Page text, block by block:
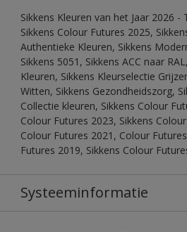
Sikkens Kleuren van het Jaar 2026
Sikkens Colour Futures 2025,
Authentieke Kleuren, Sikkens
Sikkens 5051, Sikkens ACC naar
Kleuren, Sikkens Kleurselectie
Witten, Sikkens Gezondheidszorg,
Collectie kleuren, Sikkens Colour
Colour Futures 2023, Sikkens
Colour Futures 2021, Colour
Futures 2019, Sikkens Colour
Systeeminformatie